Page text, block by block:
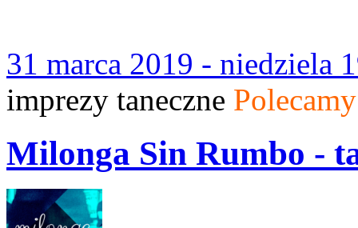
31 marca 2019 - niedziela
imprezy taneczne Polecamy
Milonga Sin Rumbo -